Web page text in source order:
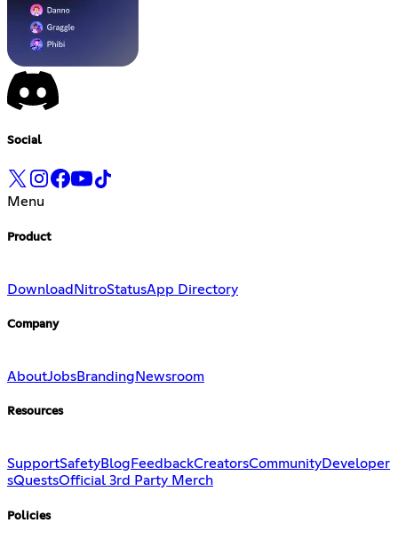
Social
Menu
Product
Download NitroStatusApp Directory
Company
AboutJobsBranding Newsroom
Resources
SupportSafetyBlog FeedbackCreatorsCommunityDeveloper
sQuestsOfficial 3rd Party Merch
Policies